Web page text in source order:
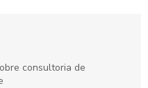
consultoria de